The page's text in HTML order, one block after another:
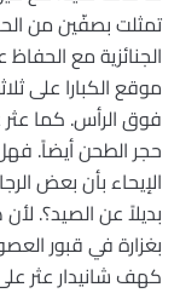
تمثلت بصفّين من
الجنائزية مع
موقع الكبارا على
فوق الرأس. كما عثر
حجر الطحن أيضاً.
الإيحاء بأن بعض
بديلاً عن الصيد؟.
بغزارة في قبور
كهف شانيدار عثر